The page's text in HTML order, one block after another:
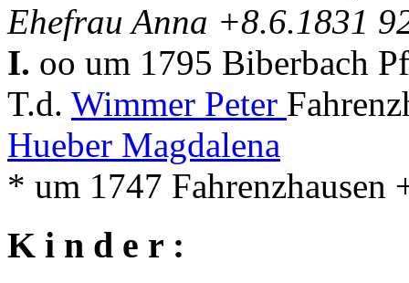
Ehefrau Anna +8.6.1831
I. oo um 1795 Biberbach
T.d. Wimmer Peter
Hueber Magdalena
* um 1747 Fahrenzhausen
K i n d e r :